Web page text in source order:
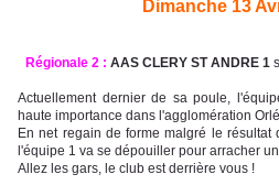
Dimanche 13
Régionale 2 : AAS CLERY ST ANDRE 1
Actuellement dernier de sa poule,
haute importance dans l'agglomération
En net regain de forme malgré le
l'équipe 1 va se dépouiller pour arracher
Allez les gars, le club est derrière vous !